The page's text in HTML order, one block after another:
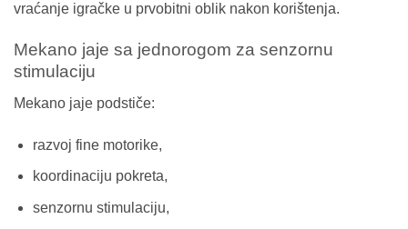
vraćanje igračke u prvobitni oblik nakon korištenja.
Mekano jaje sa jednorogom za senzornu
stimulaciju
Mekano jaje podstiče:
razvoj fine motorike,
koordinaciju pokreta,
senzornu stimulaciju,